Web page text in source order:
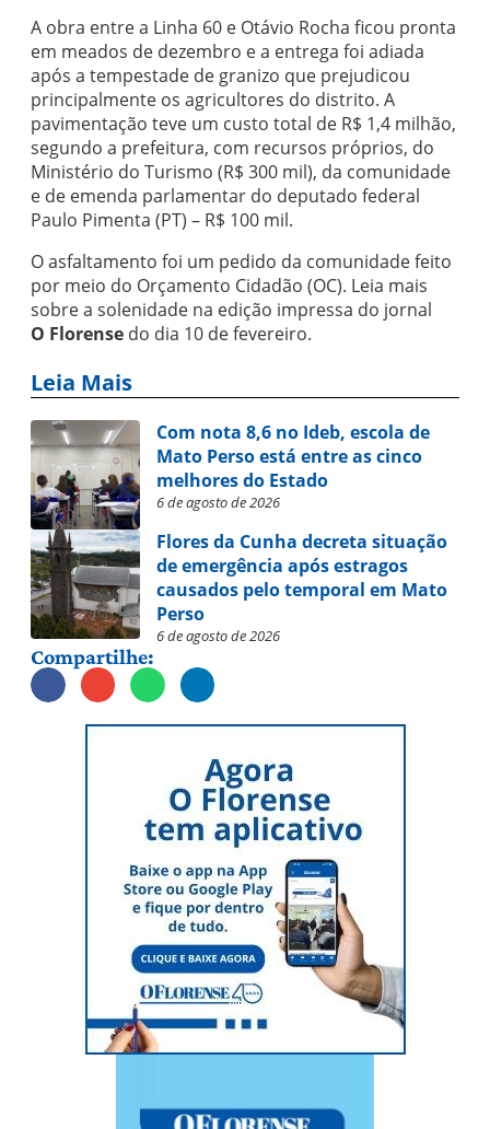
A obra entre a Linha 60 e Otávio Rocha ficou pronta
em meados de dezembro e a entrega foi adiada
após a tempestade de granizo que prejudicou
principalmente os agricultores do distrito. A
pavimentação teve um custo total de R$ 1,4 milhão,
segundo a prefeitura, com recursos próprios, do
Ministério do Turismo (R$ 300 mil), da comunidade
e de emenda parlamentar do deputado federal
Paulo Pimenta (PT) – R$ 100 mil.
O asfaltamento foi um pedido da comunidade feito
por meio do Orçamento Cidadão (OC). Leia mais
sobre a solenidade na edição impressa do jornal
O Florense do dia 10 de fevereiro.
Leia Mais
Com nota 8,6 no Ideb, escola de
Mato Perso está entre as cinco
melhores do Estado
6 de agosto de 2026
Flores da Cunha decreta situação
de emergência após estragos
causados pelo temporal em Mato
Perso
6 de agosto de 2026
Compartilhe: